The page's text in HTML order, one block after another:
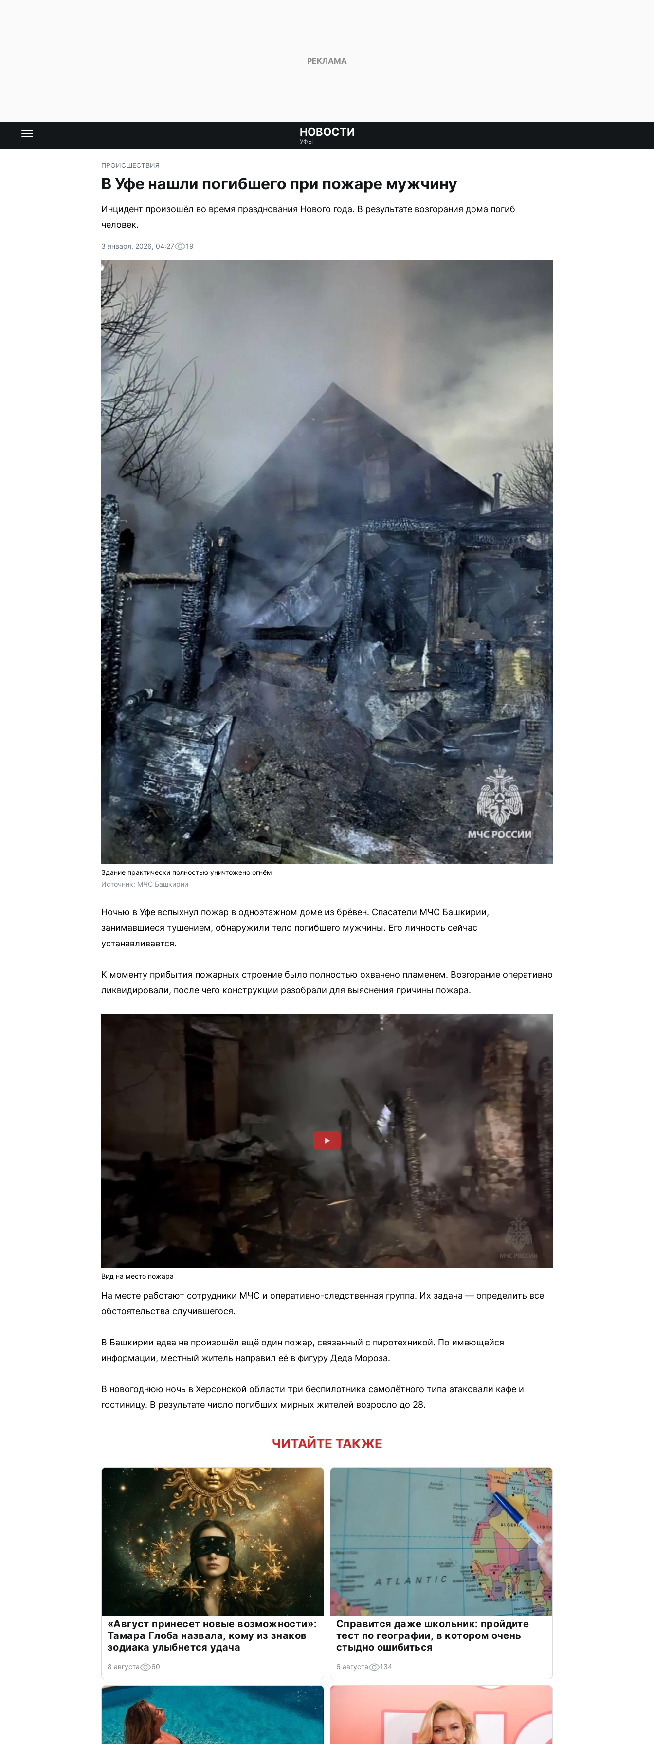
НОВОСТИ
УФЫ
ПРОИСШЕСТВИЯ
В Уфе нашли погибшего при пожаре мужчину
Инцидент произошёл во время празднования Нового года. В результате возгорания дома погиб
человек.
3 января, 2026, 04:27 19
Здание практически полностью уничтожено огнём
Источник: МЧС Башкирии
Ночью в Уфе вспыхнул пожар в одноэтажном доме из брёвен. Спасатели МЧС Башкирии,
занимавшиеся тушением, обнаружили тело погибшего мужчины. Его личность сейчас
устанавливается.
К моменту прибытия пожарных строение было полностью охвачено пламенем. Возгорание оперативно
ликвидировали, после чего конструкции разобрали для выяснения причины пожара.
Вид на место пожара
На месте работают сотрудники МЧС и оперативно-следственная группа. Их задача — определить все
обстоятельства случившегося.
В Башкирии едва не произошёл ещё один пожар, связанный с пиротехникой. По имеющейся
информации, местный житель направил её в фигуру Деда Мороза.
В новогоднюю ночь в Херсонской области три беспилотника самолётного типа атаковали кафе и
гостиницу. В результате число погибших мирных жителей возросло до 28.
ЧИТАЙТЕ ТАКЖЕ
«Август принесет новые возможности»:
Тамара Глоба назвала, кому из знаков
зодиака улыбнется удача
8 августа 60
Справится даже школьник: пройдите
тест по географии, в котором очень
стыдно ошибиться
6 августа 134